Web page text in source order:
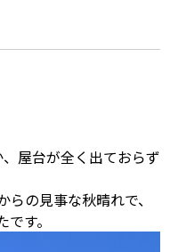
屋台が全く出ておらず
の見事な秋晴れで、
す。